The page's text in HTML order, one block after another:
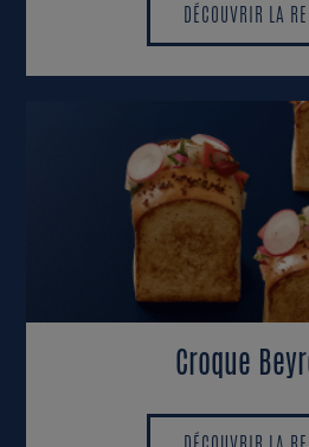
DÉCOUVRIR LA
DÉCOUVRIR LA
Croque